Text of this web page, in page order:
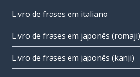
Livro de frases em italiano
Livro de frases em japonês (romaji)
Livro de frases em japonês (kanji)